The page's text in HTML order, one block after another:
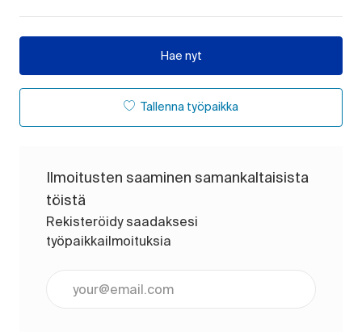
Hae nyt
Tallenna työpaikka
Ilmoitusten saaminen samankaltaisista
töistä
Rekisteröidy saadaksesi
työpaikkailmoituksia